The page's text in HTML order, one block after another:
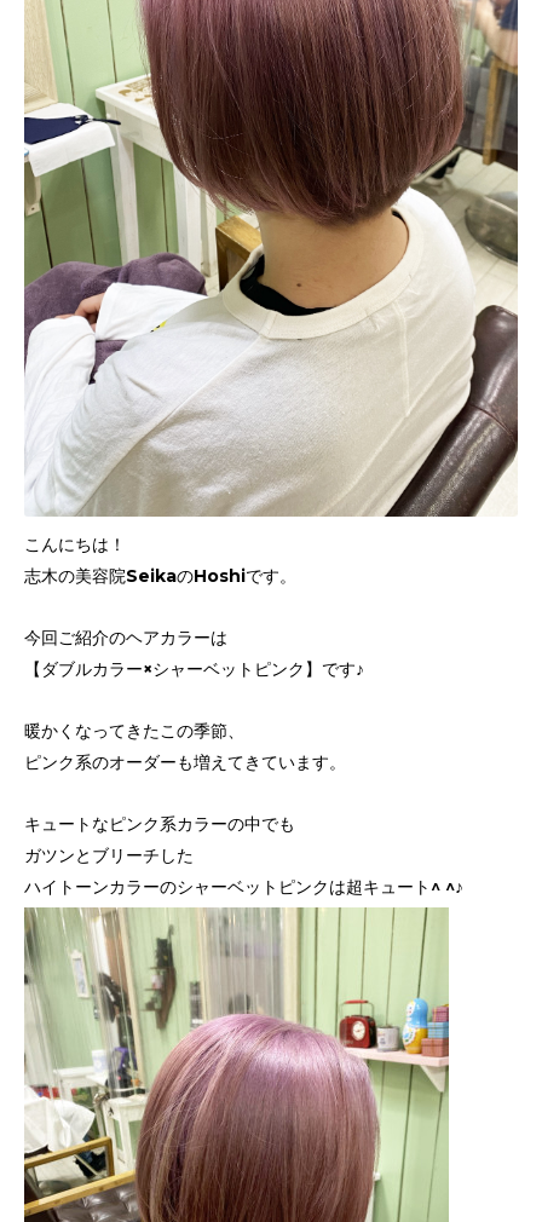
こんにちは！
志木の美容院SeikaのHoshiです。
今回ご紹介のヘアカラーは
【ダブルカラー×シャーベットピンク】です♪
暖かくなってきたこの季節、
ピンク系のオーダーも増えてきています。
キュートなピンク系カラーの中でも
ガツンとブリーチした
ハイトーンカラーのシャーベットピンクは超キュート^ ^♪